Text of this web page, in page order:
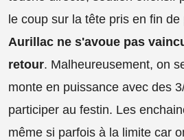
le coup sur la tête pris en fin
Aurillac ne s'avoue pas
retour. Malheureusement, on
monte en puissance avec des
participer au festin. Les
même si parfois à la limite car